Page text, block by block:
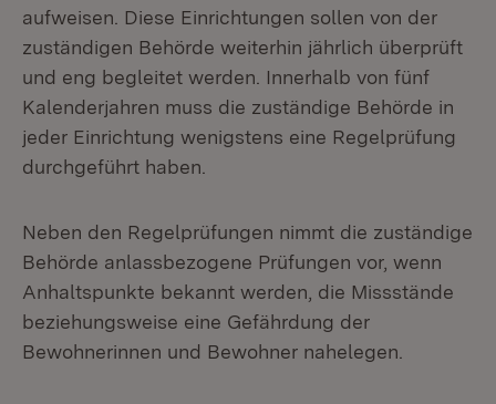
aufweisen. Diese Einrichtungen sollen von der
zuständigen Behörde weiterhin jährlich überprüft
und eng begleitet werden. Innerhalb von fünf
Kalenderjahren muss die zuständige Behörde in
jeder Einrichtung wenigstens eine Regelprüfung
durchgeführt haben.
Neben den Regelprüfungen nimmt die zuständige
Behörde anlassbezogene Prüfungen vor, wenn
Anhaltspunkte bekannt werden, die Missstände
beziehungsweise eine Gefährdung der
Bewohnerinnen und Bewohner nahelegen.